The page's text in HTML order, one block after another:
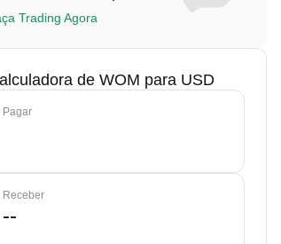
Trading Agora
de WOM para USD
Pagar
Receber